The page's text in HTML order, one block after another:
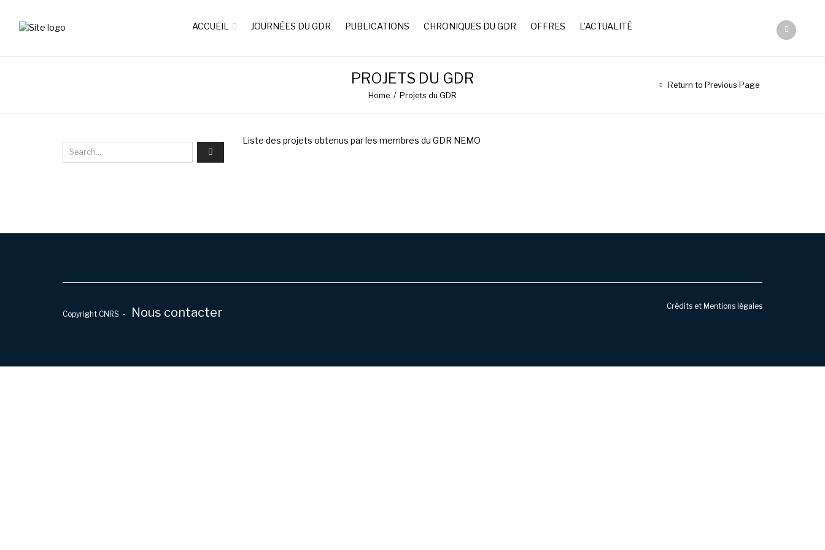
ACCUEIL JOURNÉES DU GDR PUBLICATIONS CHRONIQUES DU GDR OFFRES L’ACTUALITÉ
PROJETS DU GDR
Home / Projets du GDR
Return to Previous Page
Liste des projets obtenus par les membres du GDR NEMO
Copyright CNRS - Nous contacter Crédits et Mentions légales